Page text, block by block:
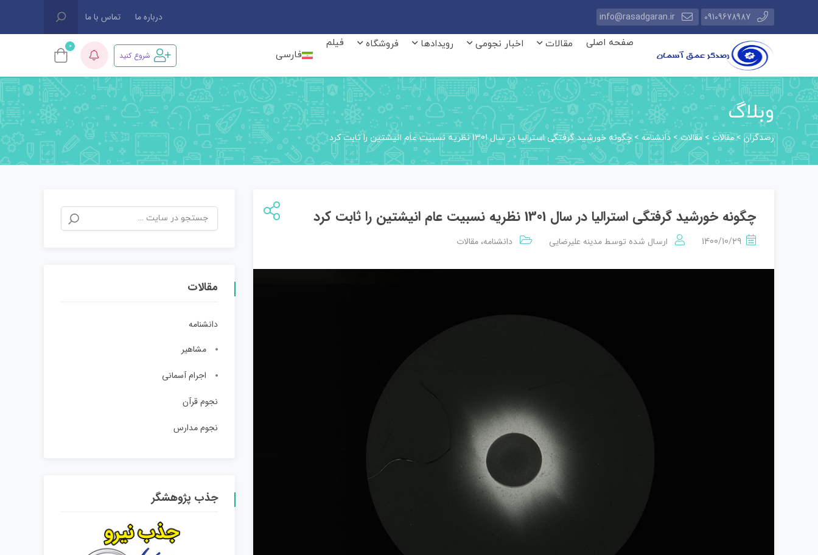
09109678987
info@rasadgaran.ir درباره ما تماس با ما
صفحه اصلی مقالات اخبار نجومی رویدادها فروشگاه
فیلم
فارسی
شروع کنید
0
وبلاگ
رصدگران >مقالات >مقالات> دانشنامه >چگونه خورشید گرفتگی استرالیا در سال 1301 نظریه نسبیت عام انیشتین را ثابت کرد
چگونه خورشید گرفتگی استرالیا در سال 1301 نظریه نسبیت عام انیشتین را ثابت کرد
1400/10/29 ارسال شده توسط مدینه علیرضایی دانشنامه، مقالات
مقالات
دانشنامه
مشاهیر
اجرام آسمانی
نجوم قرآن
نجوم مدارس
جذب پژوهشگر